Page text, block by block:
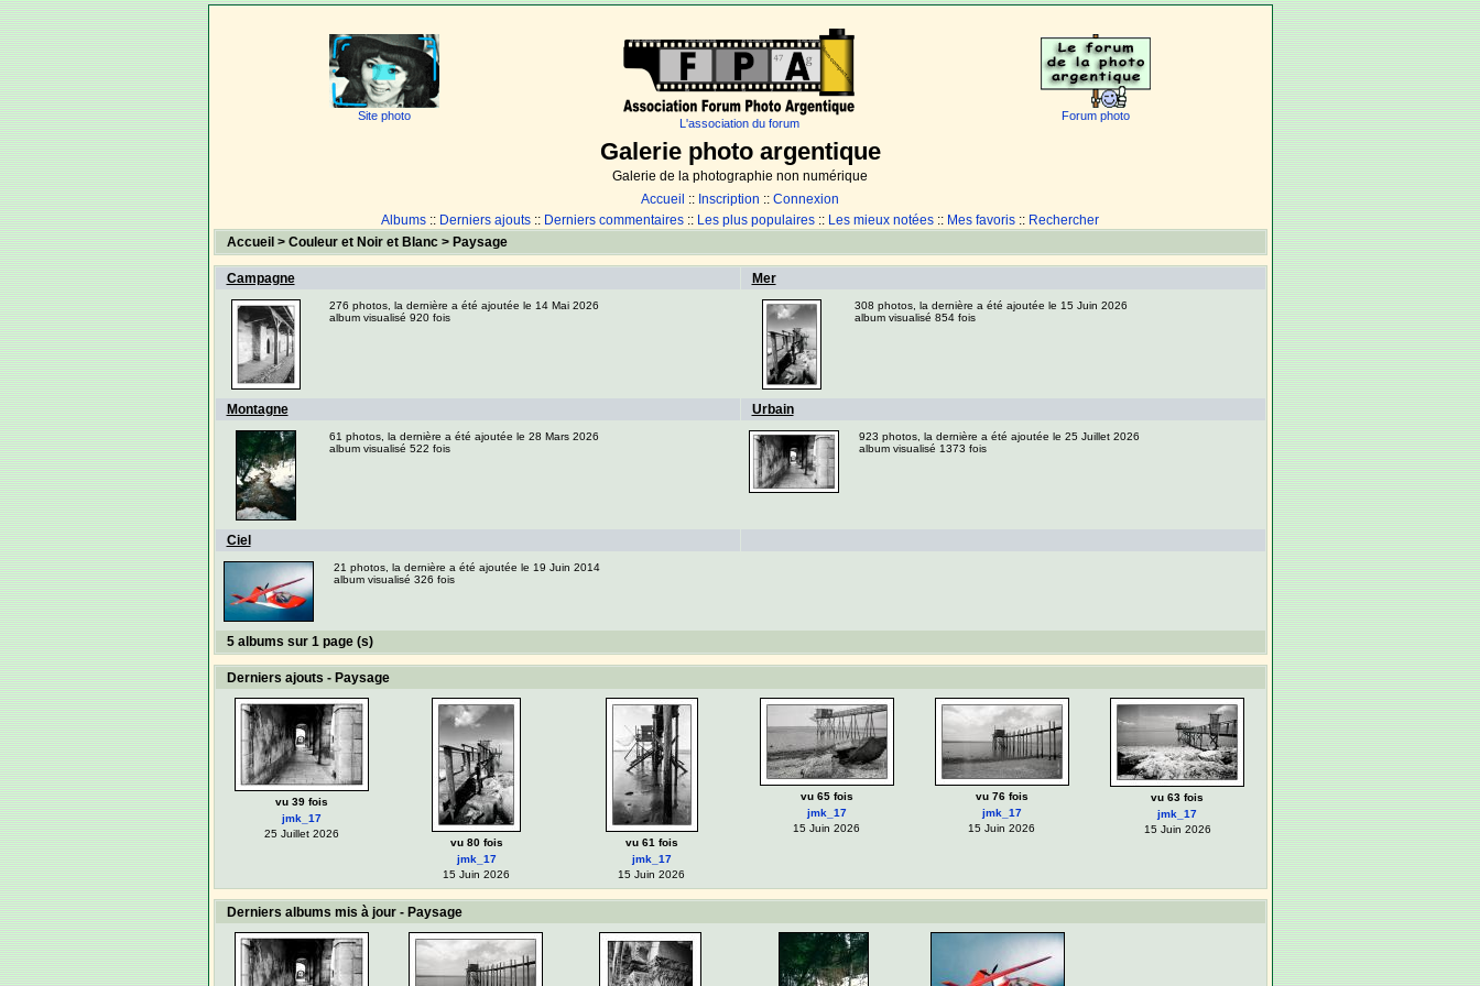
Site photo
L'association du forum
Forum photo
Galerie photo argentique
Galerie de la photographie non numérique
Accueil :: Inscription :: Connexion
Albums :: Derniers ajouts :: Derniers commentaires :: Les plus populaires :: Les mieux notées :: Mes favoris :: Rechercher
Accueil > Couleur et Noir et Blanc> Paysage
Campagne
276 photos, la dernière a été ajoutée le 14 Mai 2026
album visualisé 920 fois
Mer
308 photos, la dernière a été ajoutée le 15 Juin 2026
album visualisé 854 fois
Montagne
61 photos, la dernière a été ajoutée le 28 Mars 2026
album visualisé 522 fois
Urbain
923 photos, la dernière a été ajoutée le 25 Juillet 2026
album visualisé 1373 fois
Ciel
21 photos, la dernière a été ajoutée le 19 Juin 2014
album visualisé 326 fois
5 albums sur 1 page (s)
Derniers ajouts - Paysage
vu 39 fois
jmk_17
25 Juillet 2026
vu 80 fois
jmk_17
15 Juin 2026
vu 61 fois
jmk_17
15 Juin 2026
vu 65 fois
jmk_17
15 Juin 2026
vu 76 fois
jmk_17
15 Juin 2026
vu 63 fois
jmk_17
15 Juin 2026
Derniers albums mis à jour - Paysage